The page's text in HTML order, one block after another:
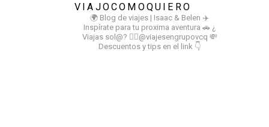
VIAJOCOMOQUIERO
🌍 Blog de viajes | Isaac & Belen ✈️
Inspírate para tu proxima aventura 🚗 ¿
Viajas sol@? 👉🏻@viajesengrupovcq 💸
Descuentos y tips en el link 👇